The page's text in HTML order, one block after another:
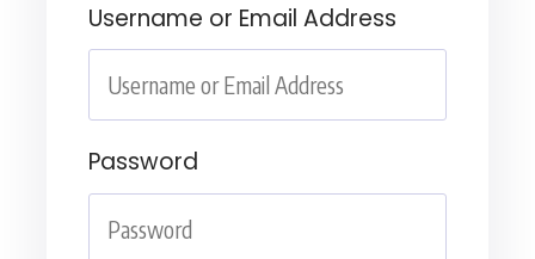
Username or Email Address
Password